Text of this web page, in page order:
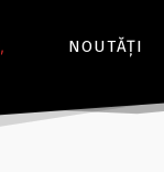
NOUTĂȚI